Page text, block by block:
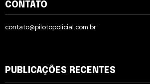
CONTATO
contato@pilotopolicial.com.br
PUBLICAÇÕES RECENTES